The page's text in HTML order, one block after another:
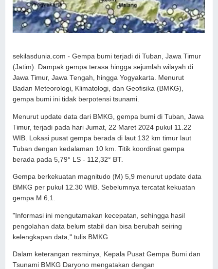
sekilasdunia.com - Gempa bumi terjadi di Tuban, Jawa Timur
(Jatim). Dampak gempa terasa hingga sejumlah wilayah di
Jawa Timur, Jawa Tengah, hingga Yogyakarta. Menurut
Badan Meteorologi, Klimatologi, dan Geofisika (BMKG),
gempa bumi ini tidak berpotensi tsunami.
Menurut update data dari BMKG, gempa bumi di Tuban, Jawa
Timur, terjadi pada hari Jumat, 22 Maret 2024 pukul 11.22
WIB. Lokasi pusat gempa berada di laut 132 km timur laut
Tuban dengan kedalaman 10 km. Titik koordinat gempa
berada pada 5,79° LS - 112,32° BT.
Gempa berkekuatan magnitudo (M) 5,9 menurut update data
BMKG per pukul 12.30 WIB. Sebelumnya tercatat kekuatan
gempa M 6,1.
"Informasi ini mengutamakan kecepatan, sehingga hasil
pengolahan data belum stabil dan bisa berubah seiring
kelengkapan data," tulis BMKG.
Dalam keterangan resminya, Kepala Pusat Gempa Bumi dan
Tsunami BMKG Daryono mengatakan dengan